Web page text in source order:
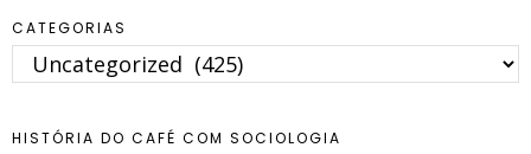
CATEGORIAS
Categorias
HISTÓRIA DO CAFÉ COM SOCIOLOGIA